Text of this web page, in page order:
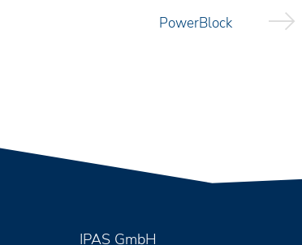
PowerBlock
IPAS GmbH